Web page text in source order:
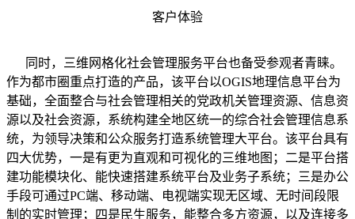
客户体验
同时，三维网格化社会管理服务平台也备受参观者青睐。
作为都市圈重点打造的产品，该平台以OGIS地理信息平台为
基础，全面整合与社会管理相关的党政机关管理资源、信息资
源以及社会资源，系统构建全地区统一的综合社会管理信息系
统，为领导决策和公众服务打造系统管理大平台。该平台具有
四大优势，一是有更为直观和可视化的三维地图；二是平台搭
建功能模块化、能快速搭建系统平台及业务子系统；三是办公
手段可通过PC端、移动端、电视端实现无区域、无时间段限
制的实时管理；四是民生服务，能整合多方资源，以及连接多